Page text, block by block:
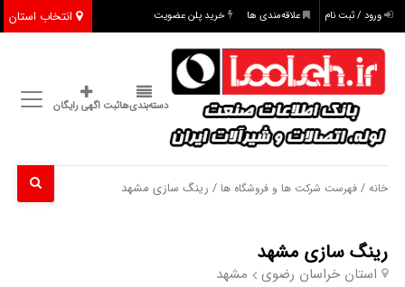
انتخاب استان ورود / ثبت نام علاقه‌مندی ها خرید پلن عضویت
دسته‌بندی‌هاثبت اگهی رایگان
خانه /فهرست شرکت ها و فروشگاه ها / رینگ سازی مشهد
رینگ سازی مشهد
استان خراسان رضوی مشهد